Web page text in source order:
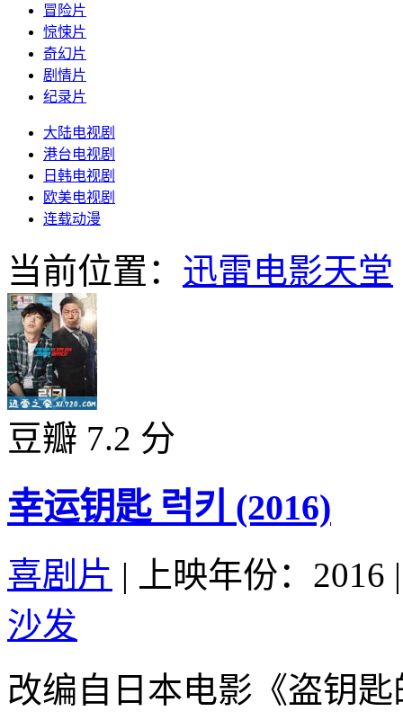
冒险片
惊悚片
奇幻片
剧情片
纪录片
大陆电视剧
港台电视剧
日韩电视剧
欧美电视剧
连载动漫
当前位置： 迅雷电影天堂
豆瓣 7.2 分
幸运钥匙 럭키 (2016)
喜剧片 | 上映年份：2016 |
沙发
改编自日本电影《盗钥